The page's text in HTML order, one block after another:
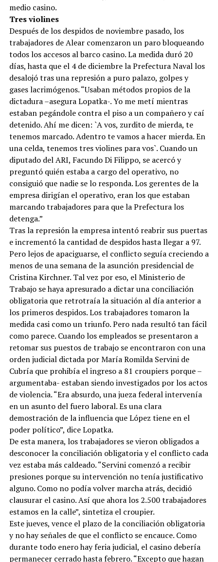
medio casino.
Tres violines
Después de los despidos de noviembre pasado, los
trabajadores de Alear comenzaron un paro bloqueando
todos los accesos al barco casino. La medida duró 20
días, hasta que el 4 de diciembre la Prefectura Naval los
desalojó tras una represión a puro palazo, golpes y
gases lacrimógenos. “Usaban métodos propios de la
dictadura –asegura Lopatka-. Yo me metí mientras
estaban pegándole contra el piso a un compañero y caí
detenido. Ahí me dicen: `A vos, zurdito de mierda, te
tenemos marcado. Adentro te vamos a hacer mierda. En
una celda, tenemos tres violines para vos`. Cuando un
diputado del ARI, Facundo Di Filippo, se acercó y
preguntó quién estaba a cargo del operativo, no
consiguió que nadie se lo responda. Los gerentes de la
empresa dirigían el operativo, eran los que estaban
marcando trabajadores para que la Prefectura los
detenga.”
Tras la represión la empresa intentó reabrir sus puertas
e incrementó la cantidad de despidos hasta llegar a 97.
Pero lejos de apaciguarse, el conflicto seguía creciendo a
menos de una semana de la asunción presidencial de
Cristina Kirchner. Tal vez por eso, el Ministerio de
Trabajo se haya apresurado a dictar una conciliación
obligatoria que retrotraía la situación al día anterior a
los primeros despidos. Los trabajadores tomaron la
medida casi como un triunfo. Pero nada resultó tan fácil
como parece. Cuando los empleados se presentaron a
retomar sus puestos de trabajo se encontraron con una
orden judicial dictada por María Romilda Servini de
Cubría que prohibía el ingreso a 81 croupiers porque –
argumentaba- estaban siendo investigados por los actos
de violencia. “Era absurdo, una jueza federal intervenía
en un asunto del fuero laboral. Es una clara
demostración de la influencia que López tiene en el
poder político”, dice Lopatka.
De esta manera, los trabajadores se vieron obligados a
desconocer la conciliación obligatoria y el conflicto cada
vez estaba más caldeado. “Servini comenzó a recibir
presiones porque su intervención no tenía justificativo
alguno. Como no podía volver marcha atrás, decidió
clausurar el casino. Así que ahora los 2.500 trabajadores
estamos en la calle”, sintetiza el croupier.
Este jueves, vence el plazo de la conciliación obligatoria
y no hay señales de que el conflicto se encauce. Como
durante todo enero hay feria judicial, el casino debería
permanecer cerrado hasta febrero. “Excepto que hagan